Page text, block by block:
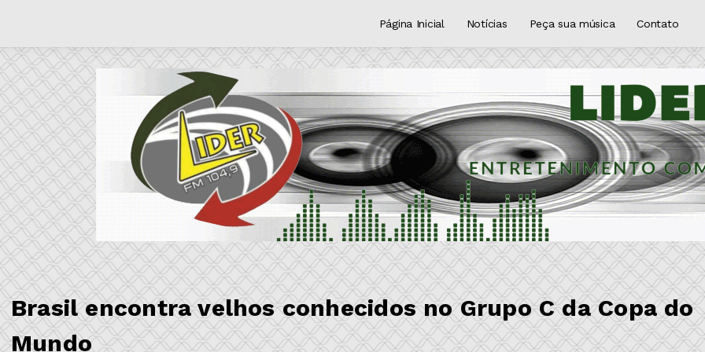
Página Inicial Notícias Peça sua música Contato
Brasil encontra velhos conhecidos no Grupo C da Copa do
Mundo